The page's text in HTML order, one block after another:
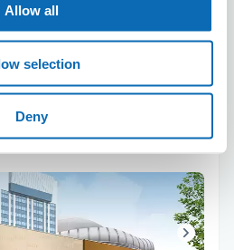
Allow all
selection
Deny
osakadome-city